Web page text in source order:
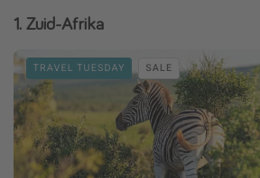
1. Zuid-Afrika